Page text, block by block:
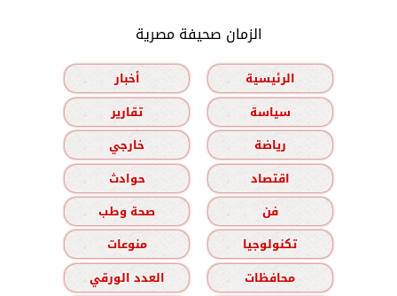
الزمان صحيفة مصرية
الرئيسية
أخبار
سياسة
تقارير
رياضة
خارجي
اقتصاد
حوادث
فن
صحة وطب
تكنولوجيا
منوعات
محافظات
العدد الورقي